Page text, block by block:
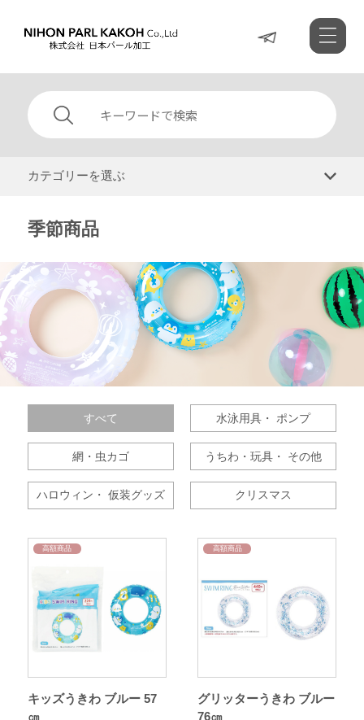
カテゴリーを選ぶ
季節商品
すべて 水泳用具・ ポンプ
網・虫カゴ うちわ・玩具・ その他
ハロウィン・ 仮装グッズ クリスマス
高額商品
キッズうきわ ブルー 57
㎝
高額商品
グリッターうきわ ブルー
76㎝